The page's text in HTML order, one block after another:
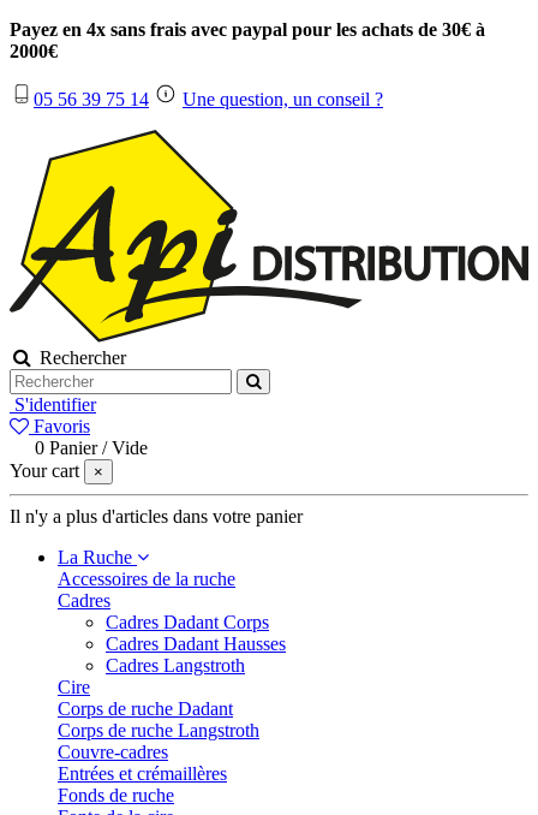
Payez en 4x sans frais avec paypal pour les achats de 30€ à
2000€
05 56 39 75 14 Une question, un conseil ?
Rechercher
S'identifier
Favoris
0 Panier /Vide
Your cart
×
Il n'y a plus d'articles dans votre panier
La Ruche
Accessoires de la ruche
Cadres
Cadres Dadant Corps
Cadres Dadant Hausses
Cadres Langstroth
Cire
Corps de ruche Dadant
Corps de ruche Langstroth
Couvre-cadres
Entrées et crémaillères
Fonds de ruche